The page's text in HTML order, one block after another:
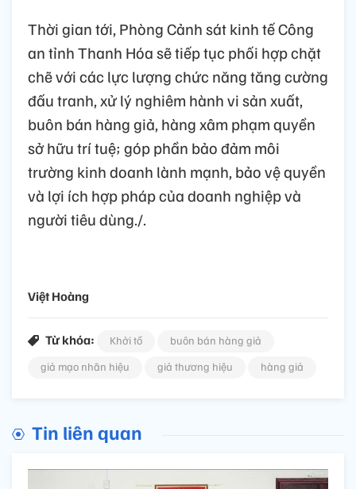
Thời gian tới, Phòng Cảnh sát kinh tế Công
an tỉnh Thanh Hóa sẽ tiếp tục phối hợp chặt
chẽ với các lực lượng chức năng tăng cường
đấu tranh, xử lý nghiêm hành vi sản xuất,
buôn bán hàng giả, hàng xâm phạm quyền
sở hữu trí tuệ; góp phần bảo đảm môi
trường kinh doanh lành mạnh, bảo vệ quyền
và lợi ích hợp pháp của doanh nghiệp và
người tiêu dùng./.
Việt Hoàng
Từ khóa: Khởi tố
buôn bán hàng giả
giả mạo nhãn hiệu
giả thương hiệu hàng giả
Tin liên quan